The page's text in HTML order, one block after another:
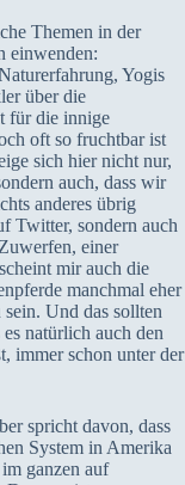
Themen in der
einwenden:
Yogis
über die
für die innige
oft so fruchtbar ist
sich hier nicht nur,
auch, dass wir
anderes übrig
Twitter, sondern auch
einer
mir auch die
manchmal eher
Und das sollten
natürlich auch den
immer schon unter der
spricht davon, dass
System in Amerika
ganzen auf